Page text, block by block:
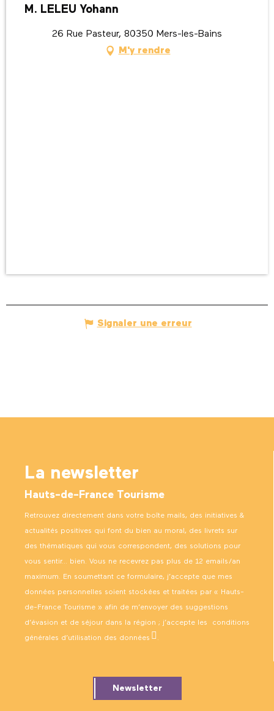
M. LELEU Yohann
26 Rue Pasteur, 80350 Mers-les-Bains
M'y rendre
Signaler une erreur
La newsletter
Hauts-de-France Tourisme
Retrouvez directement dans votre boîte mails, des initiatives &
actualités positives qui font du bien au moral, des livrets sur
des thématiques qui vous correspondent, des solutions pour
vous sentir… bien. Vous ne recevrez pas plus de 12 emails/an
maximum. En soumettant ce formulaire, j’accepte que mes
données personnelles soient stockées et traitées par « Hauts-
de-France Tourisme » afin de m’envoyer des suggestions
d’évasion et de séjour dans la région ; j’accepte les conditions
générales d’utilisation des données .
Newsletter